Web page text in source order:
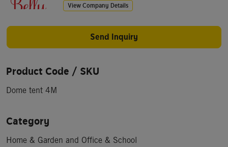
View Company Details
Send Inquiry
Product Code / SKU
Dome tent 4M
Category
Home & Garden and Office & School